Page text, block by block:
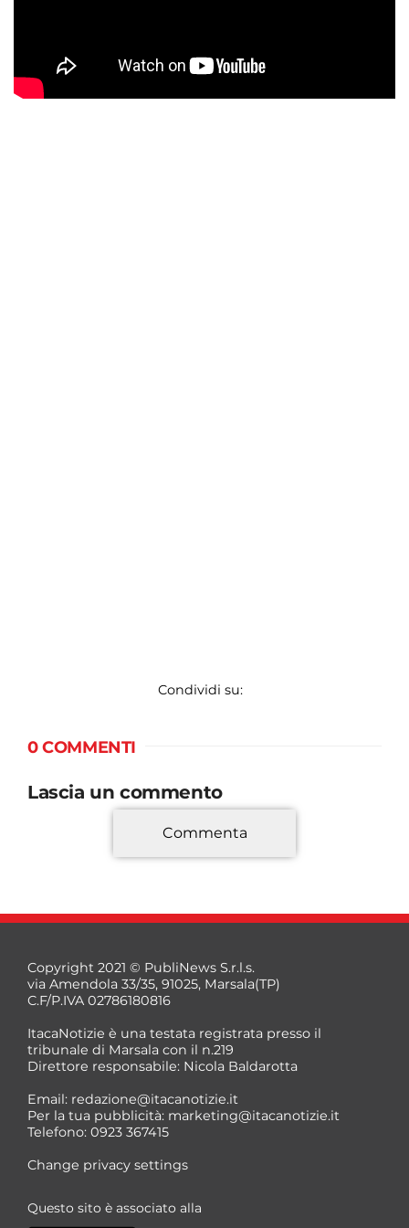
Condividi su:
0 COMMENTI
Lascia un commento
*
*
Commenta
Copyright 2021 © PubliNews S.r.l.s.
via Amendola 33/35, 91025, Marsala(TP)
C.F/P.IVA 02786180816
ItacaNotizie è una testata registrata presso il
tribunale di Marsala con il n.219
Direttore responsabile: Nicola Baldarotta
Email: redazione@itacanotizie.it
Per la tua pubblicità: marketing@itacanotizie.it
Telefono: 0923 367415
Change privacy settings
Questo sito è associato alla